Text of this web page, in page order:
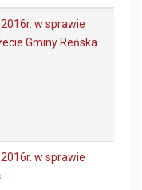
w sprawie
Gminy Reńska
w sprawie